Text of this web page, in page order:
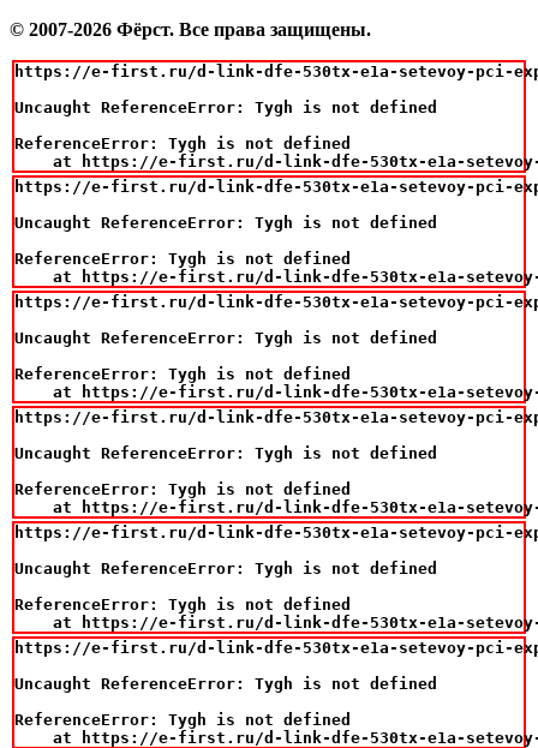
© 2007-2026 Фёрст. Все права защищены.
https://e-first.ru/d-link-dfe-530tx-e1a-setevoy-pci-
Uncaught ReferenceError: Tygh is not defined
ReferenceError: Tygh is not defined
at https://e-first.ru/d-link-dfe-530tx-e1a-
https://e-first.ru/d-link-dfe-530tx-e1a-setevoy-pci-
Uncaught ReferenceError: Tygh is not defined
ReferenceError: Tygh is not defined
at https://e-first.ru/d-link-dfe-530tx-e1a-
https://e-first.ru/d-link-dfe-530tx-e1a-setevoy-pci-
Uncaught ReferenceError: Tygh is not defined
ReferenceError: Tygh is not defined
at https://e-first.ru/d-link-dfe-530tx-e1a-
https://e-first.ru/d-link-dfe-530tx-e1a-setevoy-pci-
Uncaught ReferenceError: Tygh is not defined
ReferenceError: Tygh is not defined
at https://e-first.ru/d-link-dfe-530tx-e1a-
https://e-first.ru/d-link-dfe-530tx-e1a-setevoy-pci-
Uncaught ReferenceError: Tygh is not defined
ReferenceError: Tygh is not defined
at https://e-first.ru/d-link-dfe-530tx-e1a-
https://e-first.ru/d-link-dfe-530tx-e1a-setevoy-pci-
Uncaught ReferenceError: Tygh is not defined
ReferenceError: Tygh is not defined
at https://e-first.ru/d-link-dfe-530tx-e1a-